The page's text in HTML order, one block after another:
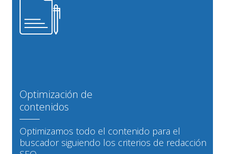
Optimización de
contenidos
Optimizamos todo el contenido para el
buscador siguiendo los criterios de redacción